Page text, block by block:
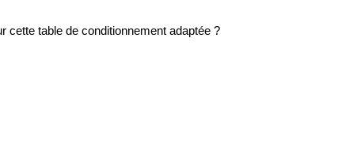
table de conditionnement adaptée ?